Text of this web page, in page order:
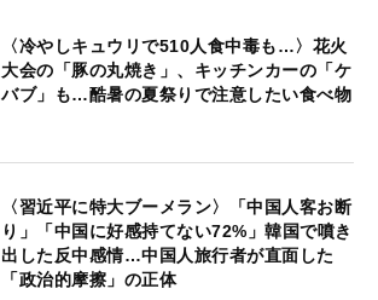
〈冷やしキュウリで510人食中毒も…〉花火
大会の「豚の丸焼き」、キッチンカーの「ケ
バブ」も…酷暑の夏祭りで注意したい食べ物
〈習近平に特大ブーメラン〉「中国人客お断
り」「中国に好感持てない72%」韓国で噴き
出した反中感情…中国人旅行者が直面した
「政治的摩擦」の正体